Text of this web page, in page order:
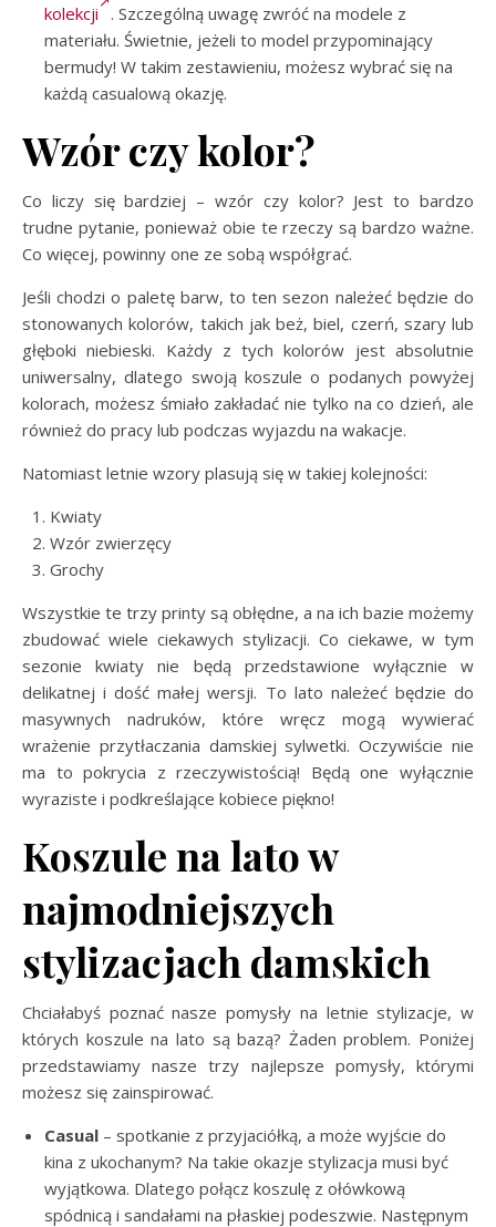
kolekcji . Szczególną uwagę zwróć na modele z
materiału. Świetnie, jeżeli to model przypominający
bermudy! W takim zestawieniu, możesz wybrać się na
każdą casualową okazję.
Wzór czy kolor?
Co liczy się bardziej – wzór czy kolor? Jest to bardzo
trudne pytanie, ponieważ obie te rzeczy są bardzo ważne.
Co więcej, powinny one ze sobą współgrać.
Jeśli chodzi o paletę barw, to ten sezon należeć będzie do
stonowanych kolorów, takich jak beż, biel, czerń, szary lub
głęboki niebieski. Każdy z tych kolorów jest absolutnie
uniwersalny, dlatego swoją koszule o podanych powyżej
kolorach, możesz śmiało zakładać nie tylko na co dzień, ale
również do pracy lub podczas wyjazdu na wakacje.
Natomiast letnie wzory plasują się w takiej kolejności:
Kwiaty
Wzór zwierzęcy
Grochy
Wszystkie te trzy printy są obłędne, a na ich bazie możemy
zbudować wiele ciekawych stylizacji. Co ciekawe, w tym
sezonie kwiaty nie będą przedstawione wyłącznie w
delikatnej i dość małej wersji. To lato należeć będzie do
masywnych nadruków, które wręcz mogą wywierać
wrażenie przytłaczania damskiej sylwetki. Oczywiście nie
ma to pokrycia z rzeczywistością! Będą one wyłącznie
wyraziste i podkreślające kobiece piękno!
Koszule na lato w
najmodniejszych
stylizacjach damskich
Chciałabyś poznać nasze pomysły na letnie stylizacje, w
których koszule na lato są bazą? Żaden problem. Poniżej
przedstawiamy nasze trzy najlepsze pomysły, którymi
możesz się zainspirować.
Casual – spotkanie z przyjaciółką, a może wyjście do
kina z ukochanym? Na takie okazje stylizacja musi być
wyjątkowa. Dlatego połącz koszulę z ołówkową
spódnicą i sandałami na płaskiej podeszwie. Następnym